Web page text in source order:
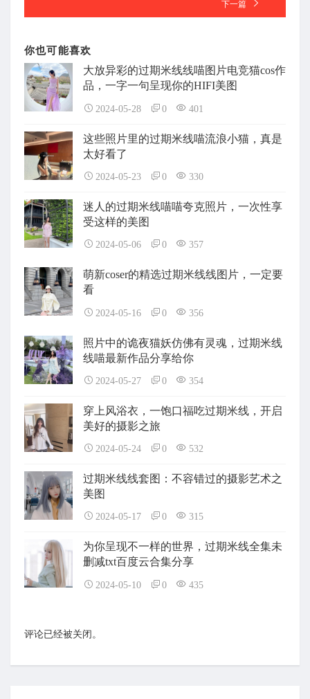
下一篇
你也可能喜欢
大放异彩的过期米线线喵图片电竞猫cos作
品，一字一句呈现你的HIFI美图
2024-05-28 0 401
这些照片里的过期米线喵流浪小猫，真是
太好看了
2024-05-23 0 330
迷人的过期米线喵喵夸克照片，一次性享
受这样的美图
2024-05-06 0 357
萌新coser的精选过期米线线图片，一定要
看
2024-05-16 0 356
照片中的诡夜猫妖仿佛有灵魂，过期米线
线喵最新作品分享给你
2024-05-27 0 354
穿上风浴衣，一饱口福吃过期米线，开启
美好的摄影之旅
2024-05-24 0 532
过期米线线套图：不容错过的摄影艺术之
美图
2024-05-17 0 315
为你呈现不一样的世界，过期米线全集未
删减txt百度云合集分享
2024-05-10 0 435
评论已经被关闭。